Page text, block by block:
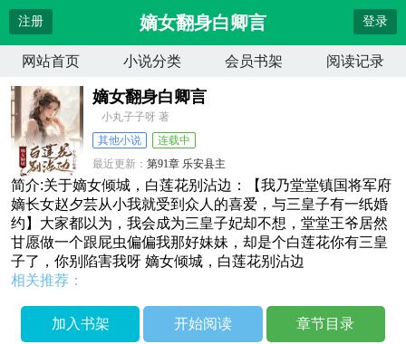
注册 嫡女翻身白卿言 登录
网站首页 小说分类 会员书架 阅读记录
嫡女翻身白卿言
小丸子子呀 著
其他小说
连载中
最近更新：第91章 乐安县主
更新时间：2026-04-13 06:02:56
简介:关于嫡女倾城，白莲花别沾边：【我乃堂堂镇国将军府
嫡长女赵夕芸从小我就受到众人的喜爱，与三皇子有一纸婚
约】大家都以为，我会成为三皇子妃却不想，堂堂王爷居然
甘愿做一个跟屁虫偏偏我那好妹妹，却是个白莲花你有三皇
子了，你别陷害我呀 嫡女倾城，白莲花别沾边
相关推荐：
加入书架 开始阅读 章节目录